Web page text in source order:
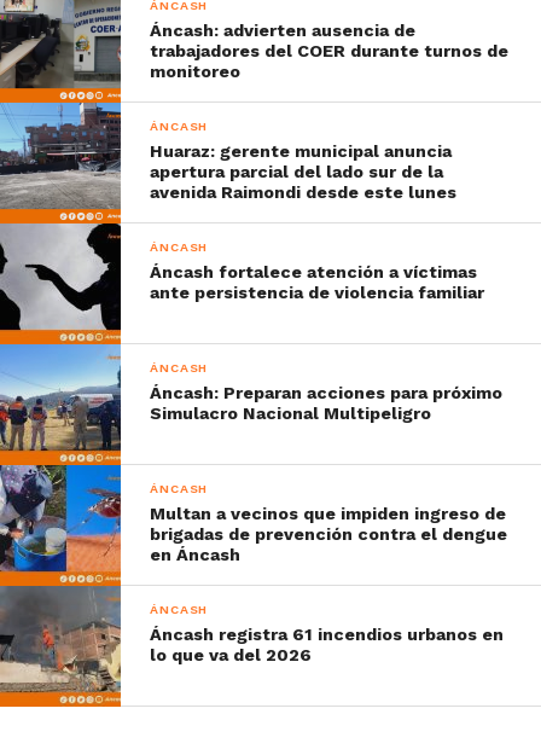
ÁNCASH
Áncash: advierten ausencia de
trabajadores del COER durante turnos de
monitoreo
ÁNCASH
Huaraz: gerente municipal anuncia
apertura parcial del lado sur de la
avenida Raimondi desde este lunes
ÁNCASH
Áncash fortalece atención a víctimas
ante persistencia de violencia familiar
ÁNCASH
Áncash: Preparan acciones para próximo
Simulacro Nacional Multipeligro
ÁNCASH
Multan a vecinos que impiden ingreso de
brigadas de prevención contra el dengue
en Áncash
ÁNCASH
Áncash registra 61 incendios urbanos en
lo que va del 2026